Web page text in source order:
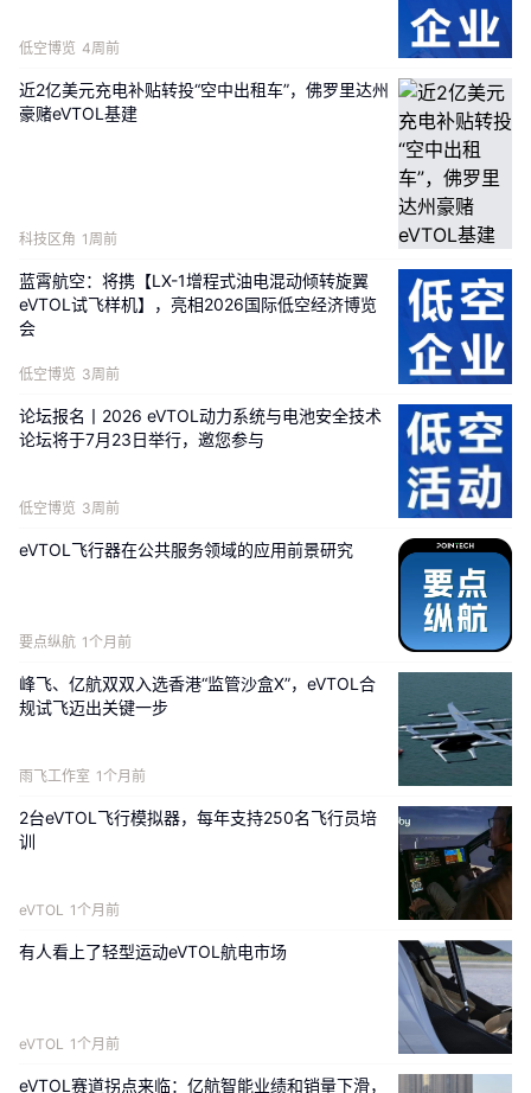
低空博览 4周前
近2亿美元充电补贴转投“空中出租车”，佛罗里达州
豪赌eVTOL基建
科技区角 1周前
蓝霄航空：将携【LX-1增程式油电混动倾转旋翼
eVTOL试飞样机】，亮相2026国际低空经济博览
会
低空博览 3周前
论坛报名丨2026 eVTOL动力系统与电池安全技术
论坛将于7月23日举行，邀您参与
低空博览 3周前
eVTOL飞行器在公共服务领域的应用前景研究
要点纵航 1个月前
峰飞、亿航双双入选香港“监管沙盒X”，eVTOL合
规试飞迈出关键一步
雨飞工作室 1个月前
2台eVTOL飞行模拟器，每年支持250名飞行员培
训
eVTOL 1个月前
有人看上了轻型运动eVTOL航电市场
eVTOL 1个月前
eVTOL赛道拐点来临：亿航智能业绩和销量下滑，